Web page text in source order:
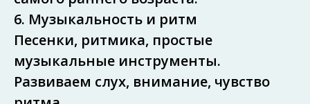
6. Музыкальность и ритм
Песенки, ритмика, простые
музыкальные инструменты.
Развиваем слух, внимание, чувство